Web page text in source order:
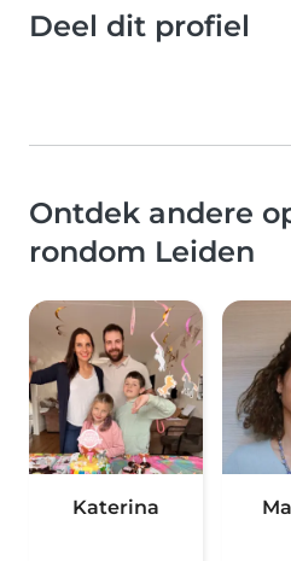
Deel dit profiel
Ontdek andere
rondom Leiden
Katerina